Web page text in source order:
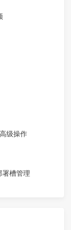
级操作
署槽管理